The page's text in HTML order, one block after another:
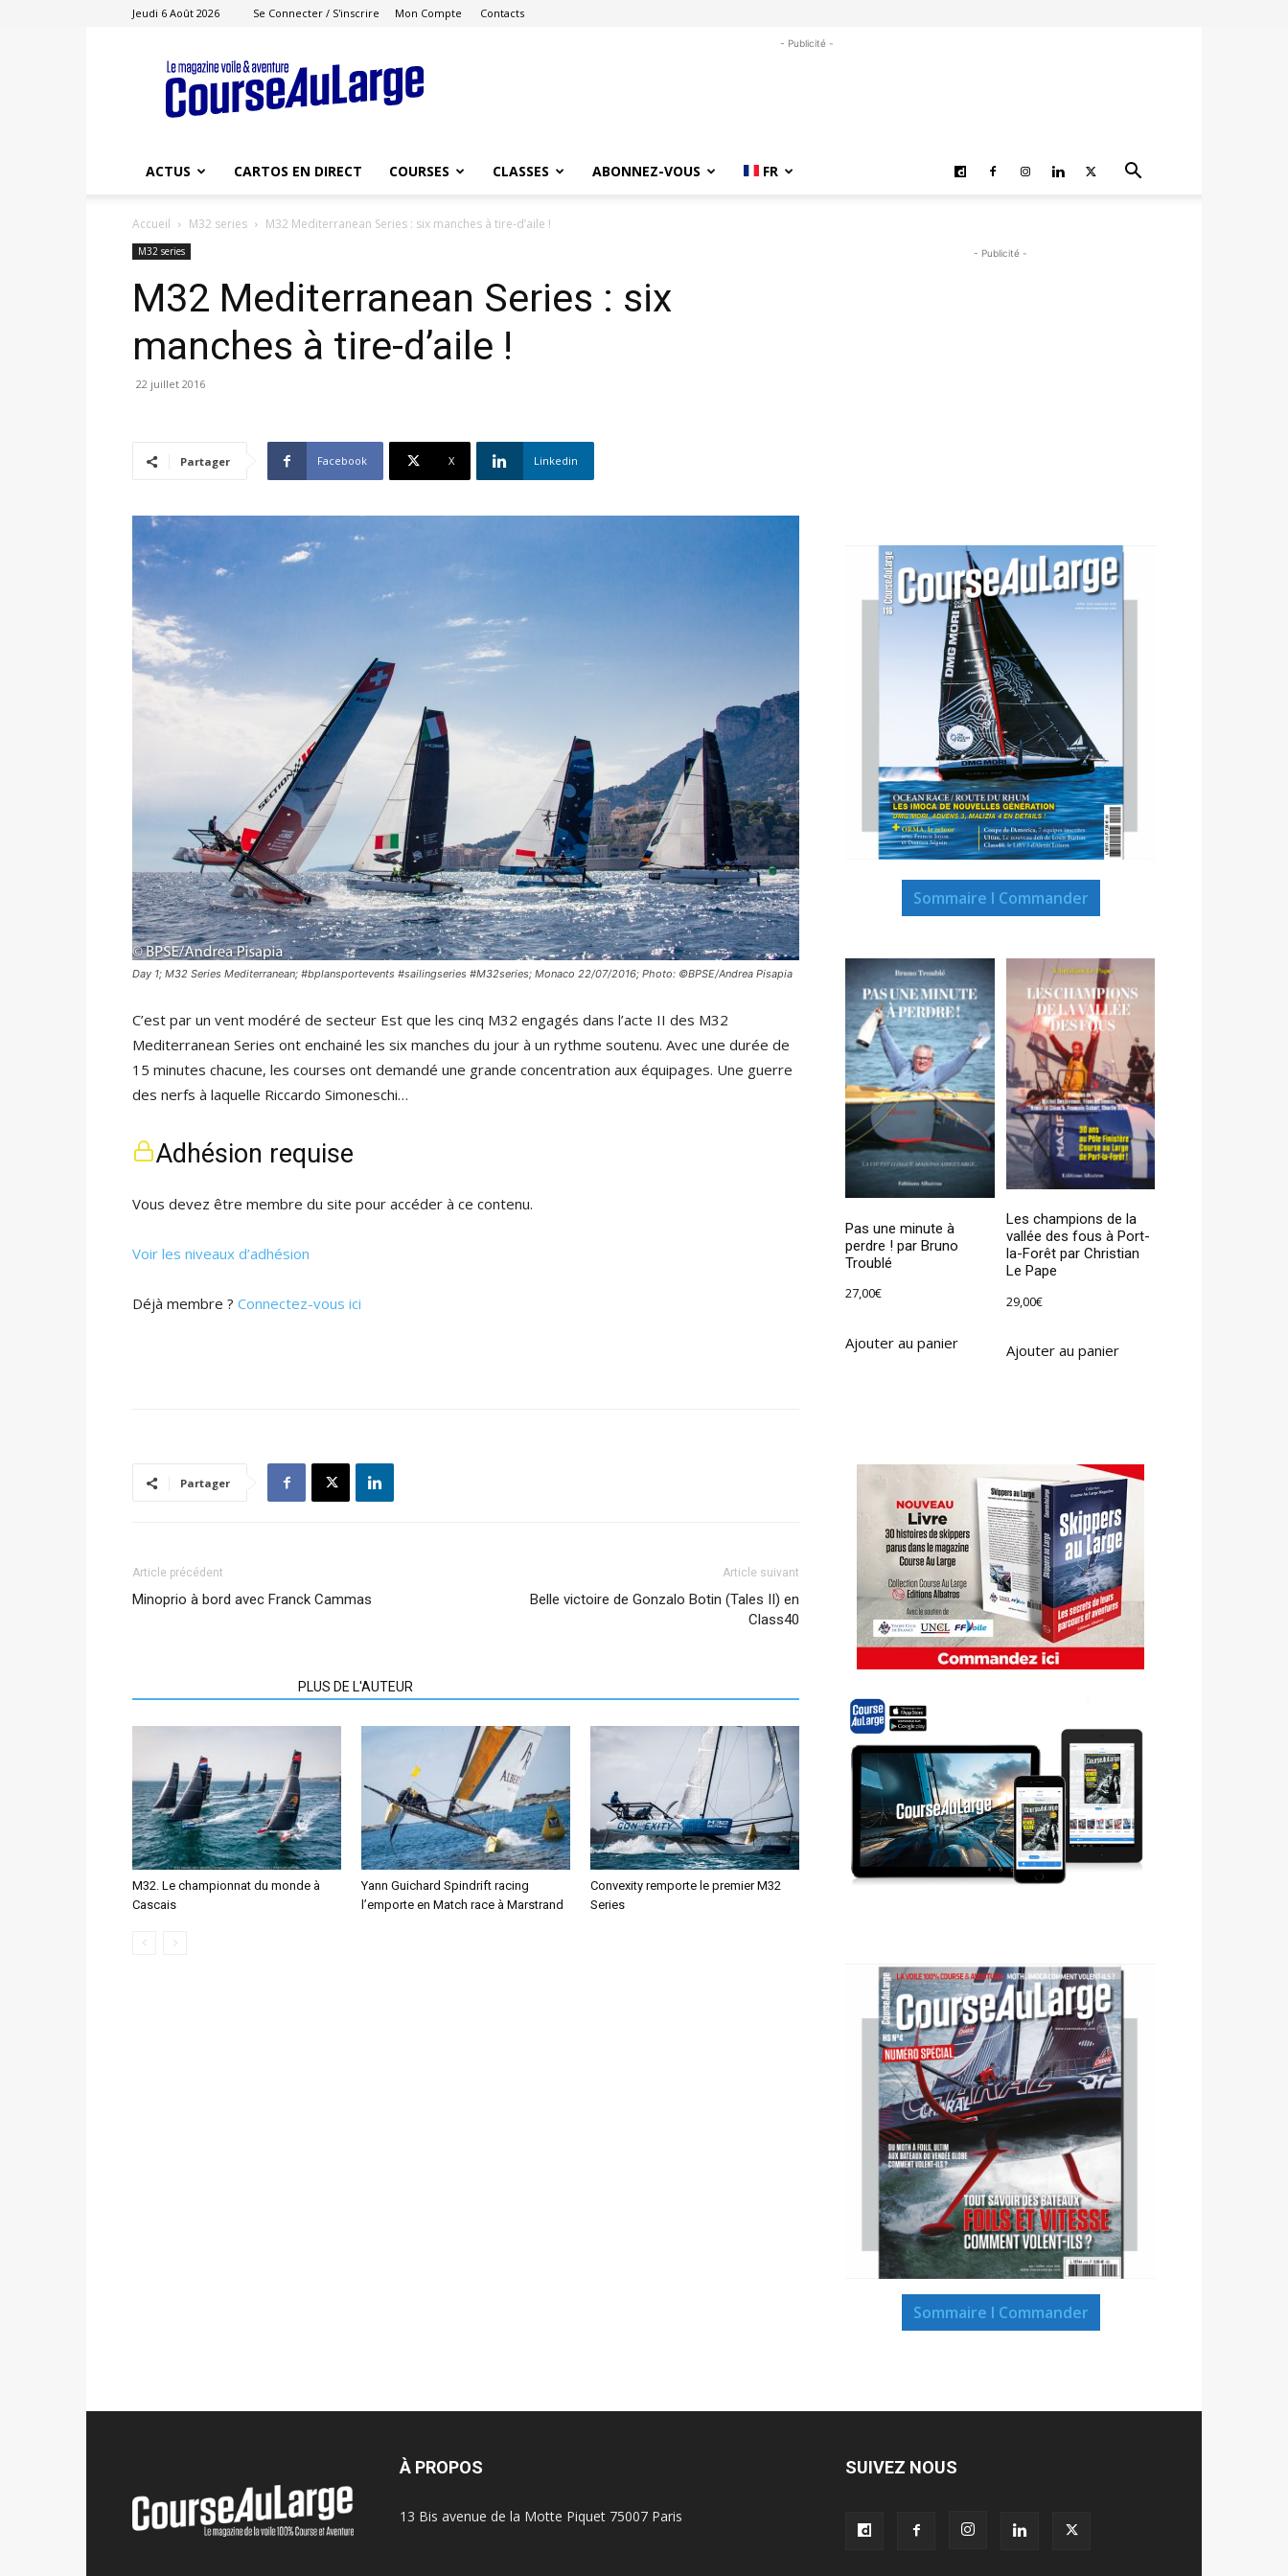
Jeudi 6 Août 2026 Se Connecter / S'inscrire Mon Compte Contacts
Course
au
Large
- Publicité -
ACTUS CARTOS EN DIRECT COURSES CLASSES ABONNEZ-VOUS FR
Accueil M32 series M32 Mediterranean Series : six manches à tire-d’aile !
M32 series
M32 Mediterranean Series : six
manches à tire-d’aile !
22 juillet 2016
Partager Facebook X Linkedin
Day 1; M32 Series Mediterranean; #bplansportevents #sailingseries #M32series; Monaco 22/07/2016; Photo: ©BPSE/Andrea Pisapia
C’est par un vent modéré de secteur Est que les cinq M32 engagés dans l’acte II des M32
Mediterranean Series ont enchainé les six manches du jour à un rythme soutenu. Avec une durée de
15 minutes chacune, les courses ont demandé une grande concentration aux équipages. Une guerre
des nerfs à laquelle Riccardo Simoneschi…
Adhésion requise
Vous devez être membre du site pour accéder à ce contenu.
Voir les niveaux d’adhésion
Déjà membre ? Connectez-vous ici
Partager
Article précédent
Minoprio à bord avec Franck Cammas
Article suivant
Belle victoire de Gonzalo Botin (Tales II) en
Class40
PLUS DE L'AUTEUR
M32. Le championnat du monde à
Cascais
Yann Guichard Spindrift racing
l’emporte en Match race à Marstrand
Convexity remporte le premier M32
Series
- Publicité -
Sommaire I Commander
Pas une minute à
perdre ! par Bruno
Troublé
27,00€
Ajouter au panier
Les champions de la
vallée des fous à Port-
la-Forêt par Christian
Le Pape
29,00€
Ajouter au panier
Sommaire I Commander
À PROPOS
13 Bis avenue de la Motte Piquet 75007 Paris
SUIVEZ NOUS